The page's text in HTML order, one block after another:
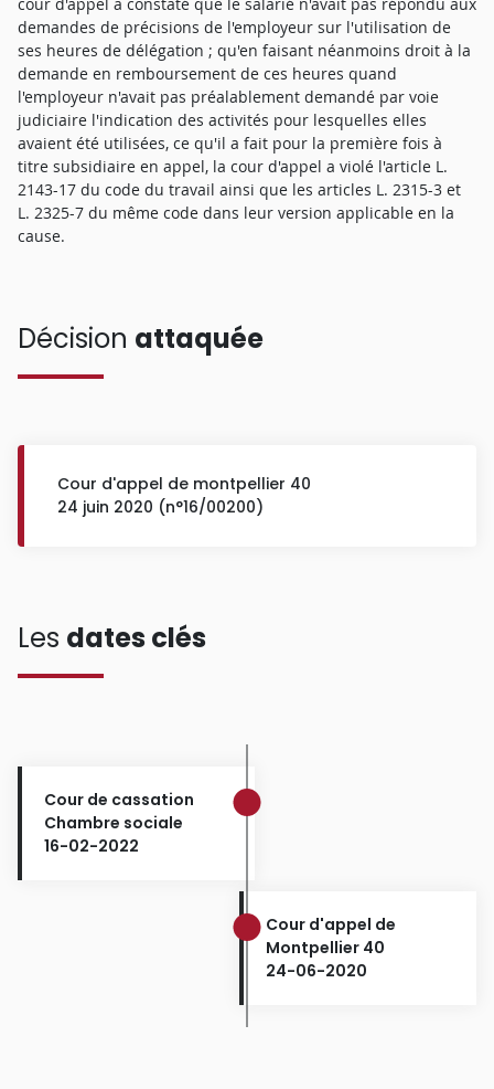
demandes de précisions de l'employeur sur l'utilisation de
ses heures de délégation ; qu'en faisant néanmoins droit à la
demande en remboursement de ces heures quand
l'employeur n'avait pas préalablement demandé par voie
judiciaire l'indication des activités pour lesquelles elles
avaient été utilisées, ce qu'il a fait pour la première fois à
titre subsidiaire en appel, la cour d'appel a violé l'article L.
2143-17 du code du travail ainsi que les articles L. 2315-3 et
L. 2325-7 du même code dans leur version applicable en la
cause.
Décision attaquée
Cour d'appel de montpellier 40
24 juin 2020 (n°16/00200)
Les dates clés
Cour de cassation
Chambre sociale
16-02-2022
Cour d'appel de
Montpellier 40
24-06-2020